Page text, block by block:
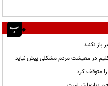
باز نکنید
کنیم در معیشت مردم مشکلی پیش نیاید
متوقف کرد